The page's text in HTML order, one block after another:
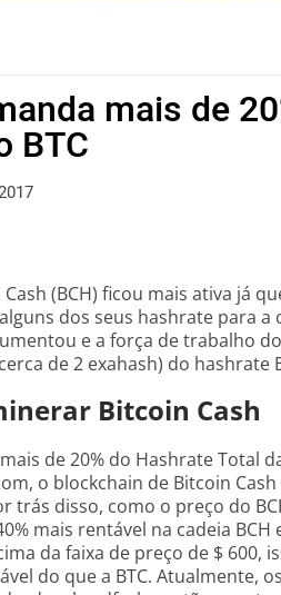
mais de
BTC
(BCH) ficou mais ativa já
dos seus hashrate para a
e a força de trabalho
de 2 exahash) do hashrate
Bitcoin Cash
de 20% do Hashrate Total
o blockchain de Bitcoin
trás disso, como o preço do
mais rentável na cadeia BCH
da faixa de preço de $ 600,
do que a BTC. Atualmente,